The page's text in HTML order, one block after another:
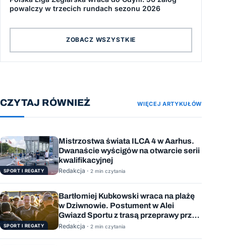
powalczy w trzecich rundach sezonu 2026
ZOBACZ WSZYSTKIE
CZYTAJ RÓWNIEŻ WIĘCEJ ARTYKUŁÓW
SPORT I REGATY
Mistrzostwa świata ILCA 4 w Aarhus.
Dwanaście wyścigów na otwarcie serii
kwalifikacyjnej
Redakcja · 2 min czytania
SPORT I REGATY
Bartłomiej Kubkowski wraca na plażę
w Dziwnowie. Postument w Alei
Gwiazd Sportu z trasą przeprawy przez
Bałtyk
Redakcja · 2 min czytania